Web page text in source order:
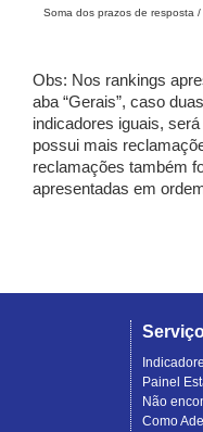
Soma dos prazos de resposta
Obs: Nos rankings
aba “Gerais”, caso
indicadores iguais,
possui mais
reclamações também
apresentadas em
Painel
Não
Como